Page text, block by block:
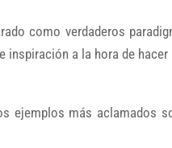
como verdaderos
inspiración a la hora de
ejemplos más aclamados